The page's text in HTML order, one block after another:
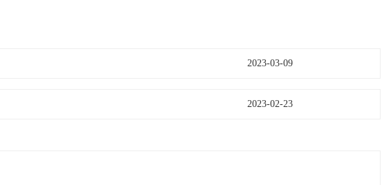
2023-03-09
2023-02-23